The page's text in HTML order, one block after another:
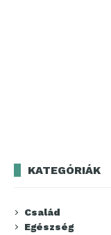
KATEGÓRIÁK
Család
Egészség